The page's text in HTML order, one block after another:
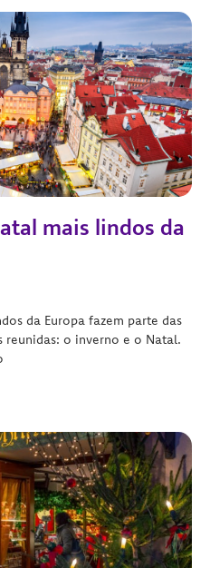
mais lindos da
da Europa fazem parte das
reunidas: o inverno e o Natal.